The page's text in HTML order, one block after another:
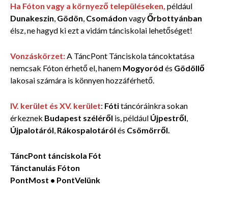
Ha Fóton vagy a környező településeken, például
Dunakeszin, Gödön, Csomádon vagyŐrbottyánban
élsz, ne hagyd ki ezt a vidám tánciskolai lehetőséget!
Vonzáskörzet:A TáncPont Tánciskola táncoktatása
nemcsak Fóton érhető el, hanem Mogyoród és Gödöllő
lakosai számára is könnyen hozzáférhető.
IV. kerület és XV. kerület: Fótitáncóráinkra sokan
érkeznek Budapest széléről is, például Újpestről,
Újpalotáról, Rákospalotáról és Csömörről.
TáncPont tánciskola Fót
Tánctanulás Fóton
PontMost • PontVelünk